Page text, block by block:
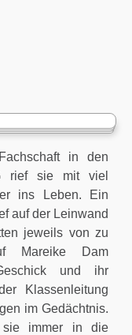
in den
rief sie mit viel
ins Leben. Ein
auf der Leinwand
jeweils von zu
Mareike Dam
und ihr
Klassenleitung
im Gedächtnis.
sie immer in die